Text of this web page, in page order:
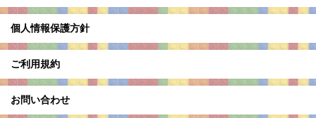
個人情報保護方針
ご利用規約
お問い合わせ